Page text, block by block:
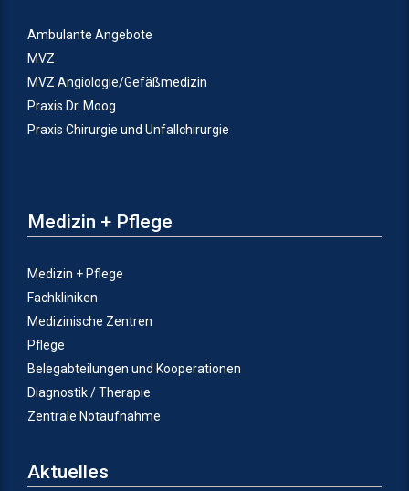
Ambulante Angebote
MVZ
MVZ Angiologie/Gefäßmedizin
Praxis Dr. Moog
Praxis Chirurgie und Unfallchirurgie
Medizin + Pflege
Medizin + Pflege
Fachkliniken
Medizinische Zentren
Pflege
Belegabteilungen und Kooperationen
Diagnostik / Therapie
Zentrale Notaufnahme
Aktuelles